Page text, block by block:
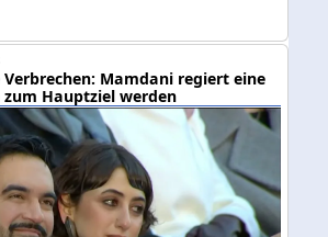
Mamdani regiert eine
Hauptziel werden